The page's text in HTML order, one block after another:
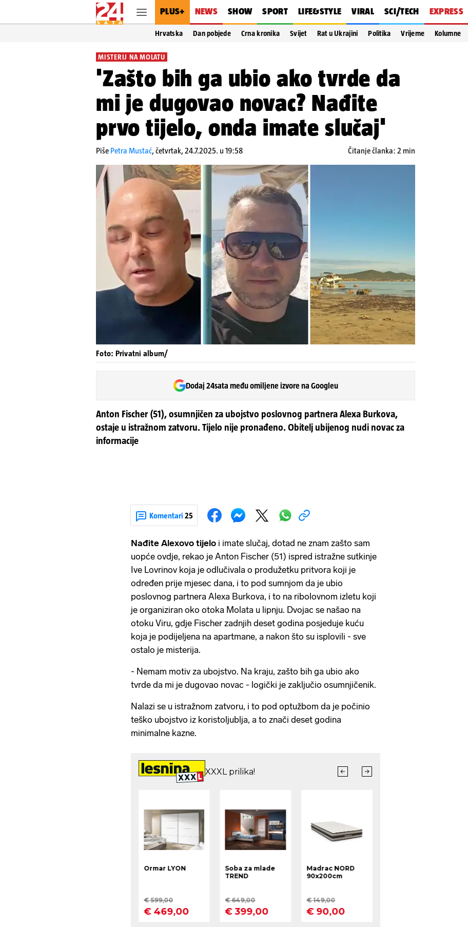
PLUS+ NEWS SHOW SPORT LIFE&STYLE VIRAL SCI/TECH EXPRESS
Hrvatska Dan pobjede Crna kronika Svijet Rat u Ukrajini Politika Vrijeme Kolumne
MISTERIJ NA MOLATU
'Zašto bih ga ubio ako tvrde da
mi je dugovao novac? Nađite
prvo tijelo, onda imate slučaj'
Piše Petra Mustać,četvrtak, 24.7.2025. u 19:58 Čitanje članka: 2 min
Foto: Privatni album/
Dodaj 24sata među omiljene izvore na Googleu
Anton Fischer (51), osumnjičen za ubojstvo poslovnog partnera Alexa Burkova,
ostaje u istražnom zatvoru. Tijelo nije pronađeno. Obitelj ubijenog nudi novac za
informacije
Komentari 25
Nađite Alexovo tijelo i imate slučaj, dotad ne znam zašto sam
uopće ovdje, rekao je Anton Fischer (51) ispred istražne sutkinje
Ive Lovrinov koja je odlučivala o produžetku pritvora koji je
određen prije mjesec dana, i to pod sumnjom da je ubio
poslovnog partnera Alexa Burkova, i to na ribolovnom izletu koji
je organiziran oko otoka Molata u lipnju. Dvojac se našao na
otoku Viru, gdje Fischer zadnjih deset godina posjeduje kuću
koja je podijeljena na apartmane, a nakon što su isplovili - sve
ostalo je misterija.
- Nemam motiv za ubojstvo. Na kraju, zašto bih ga ubio ako
tvrde da mi je dugovao novac - logički je zaključio osumnjičenik.
Nalazi se u istražnom zatvoru, i to pod optužbom da je počinio
teško ubojstvo iz koristoljublja, a to znači deset godina
minimalne kazne.